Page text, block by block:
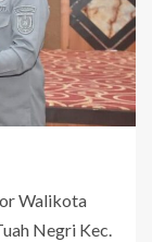
Walikota
Negri Kec.